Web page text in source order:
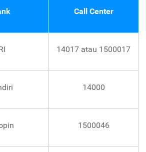
Call Center
14017 atau 1500017
14000
1500046